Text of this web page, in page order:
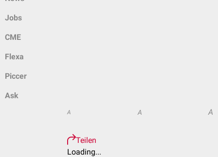
Jobs
CME
Flexa
Piccer
Ask
A A A
Teilen
Loading...